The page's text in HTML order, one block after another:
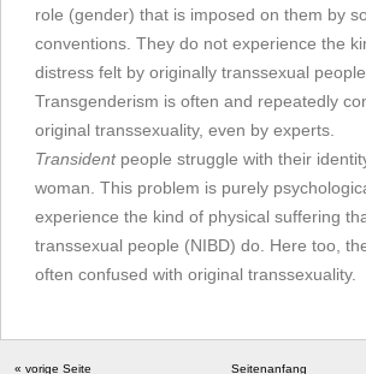
role (gender) that is imposed on them by
conventions. They do not experience the
distress felt by originally transsexual people
Transgenderism is often and repeatedly
original transsexuality, even by experts.
Transidentpeople struggle with their
woman. This problem is purely
experience the kind of physical suffering
transsexual people (NIBD) do. Here too,
often confused with original transsexuality.
« vorige Seite Seitenanfang